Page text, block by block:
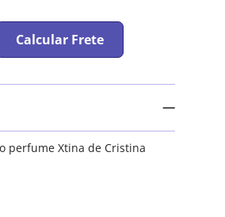
Calcular Frete
perfume Xtina de Cristina